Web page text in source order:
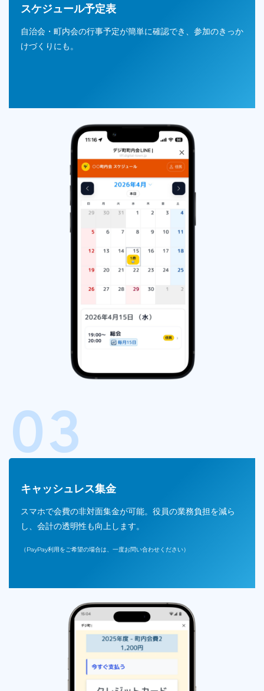
スケジュール予定表
自治会・町内会の行事予定が簡単に確認でき、参加のきっか
けづくりにも。
03
キャッシュレス集金
スマホで会費の非対面集金が可能。役員の業務負担を減ら
し、会計の透明性も向上します。
（PayPay利用をご希望の場合は、一度お問い合わせください）